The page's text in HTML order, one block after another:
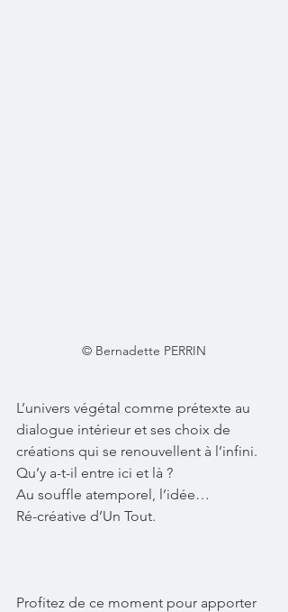
© Bernadette PERRIN
L’univers végétal comme prétexte au
dialogue intérieur et ses choix de
créations qui se renouvellent à l’infini.
Qu’y a-t-il entre ici et là ?
Au souffle atemporel, l’idée…
Ré-créative d’Un Tout.
Profitez de ce moment pour apporter